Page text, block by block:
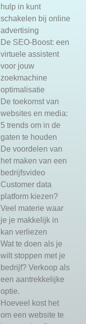
hulp in kunt
schakelen bij online
advertising
De SEO-Boost: een
virtuele assistent
voor jouw
zoekmachine
optimalisatie
De toekomst van
websites en media:
5 trends om in de
gaten te houden
De voordelen van
het maken van een
bedrijfsvideo
Customer data
platform kiezen?
Veel materie waar
je je makkelijk in
kan verliezen
Wat te doen als je
wilt stoppen met je
bedrijf? Verkoop als
een aantrekkelijke
optie.
Hoeveel kost het
om een website te